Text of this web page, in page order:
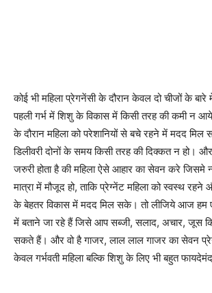
कोई भी महिला प्रेगनेंसी के दौरान केवल दो चीजों के बारे
पहली गर्भ में शिशु के विकास में किसी तरह की कमी न
के दौरान महिला को परेशानियों से बचे रहने में मदद
डिलीवरी दोनों के समय किसी तरह की दिक्कत न हो।
जरुरी होता है की महिला ऐसे आहार का सेवन करे जिसमे
मात्रा में मौजूद हो, ताकि प्रेग्नेंट महिला को स्वस्थ
के बेहतर विकास में मदद मिल सके। तो लीजिये आज हम
में बताने जा रहे हैं जिसे आप सब्जी, सलाद, अचार, जूस
सकते हैं। और वो है गाजर, लाल लाल गाजर का सेवन
केवल गर्भवती महिला बल्कि शिशु के लिए भी बहुत फायदेमंद